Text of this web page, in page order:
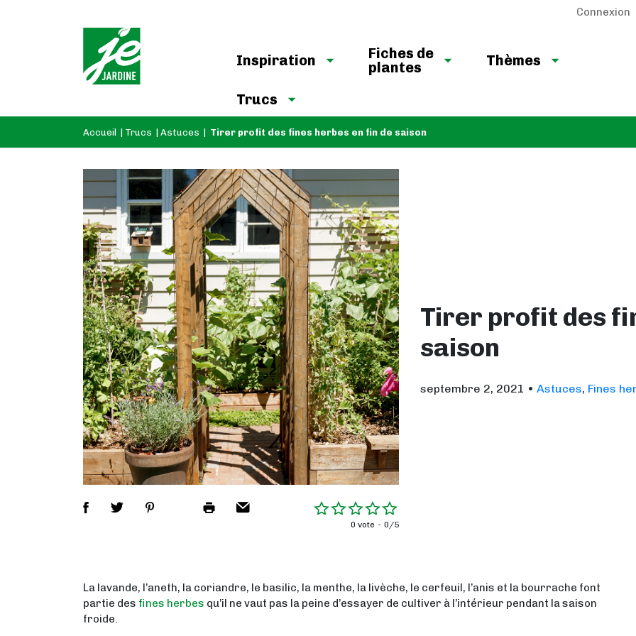
Connexion
Inspiration
Fiches de
plantes
Thèmes
Trucs
Accueil Trucs Astuces Tirer profit des fines herbes en fin de saison
0 vote 0/5
Tirer profit des
saison
septembre 2, 2021 • Astuces, Fines
La lavande, l’aneth, la coriandre, le basilic, la menthe, la livèche, le cerfeuil, l’anis et la bourrache font
partie des fines herbes qu’il ne vaut pas la peine d’essayer de cultiver à l’intérieur pendant la saison
froide.